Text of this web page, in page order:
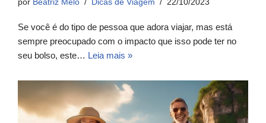
por Beatriz Melo Dicas de Viagem 22/10/2023
Se você é do tipo de pessoa que adora viajar, mas está
sempre preocupado com o impacto que isso pode ter no
seu bolso, este… Leia mais »